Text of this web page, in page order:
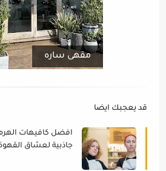
مقهى ساره
قد يعجبك ايضا
افضل كافيهات الهرم
جاذبية لعشاق